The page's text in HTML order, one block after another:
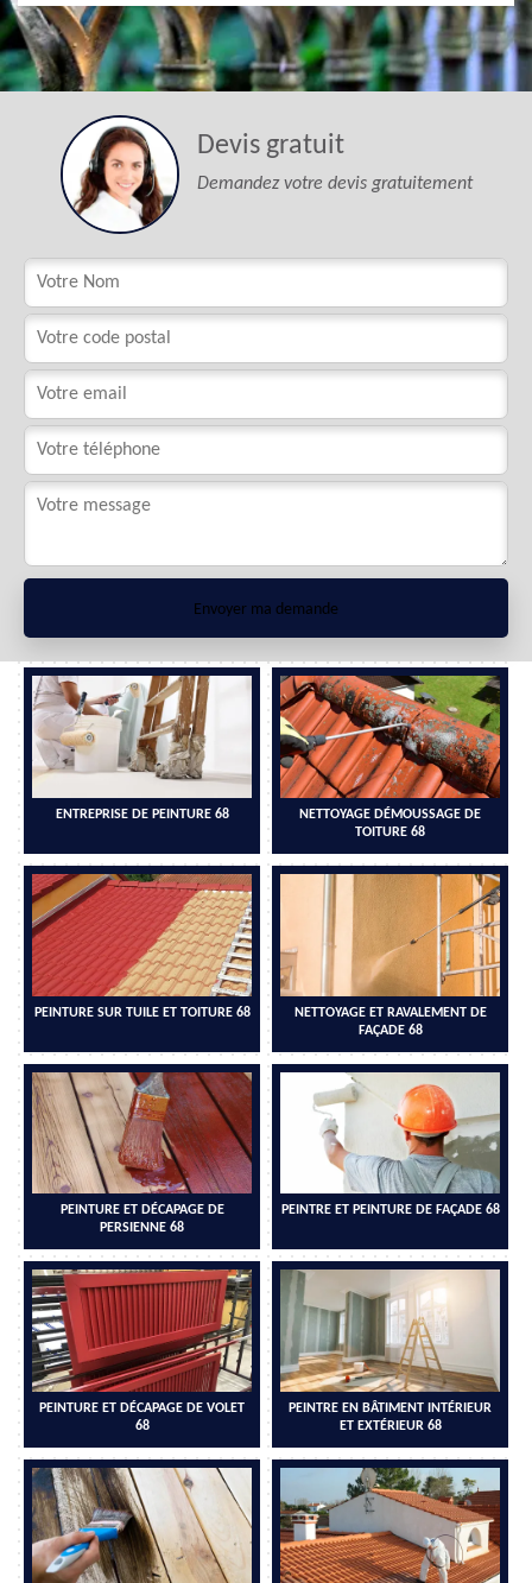
Devis gratuit
Demandez votre devis gratuitement
ENTREPRISE DE PEINTURE 68
NETTOYAGE DÉMOUSSAGE DE
TOITURE 68
PEINTURE SUR TUILE ET TOITURE 68
NETTOYAGE ET RAVALEMENT DE
FAÇADE 68
PEINTURE ET DÉCAPAGE DE
PERSIENNE 68
PEINTRE ET PEINTURE DE FAÇADE 68
PEINTURE ET DÉCAPAGE DE VOLET
68
PEINTRE EN BÂTIMENT INTÉRIEUR
ET EXTÉRIEUR 68